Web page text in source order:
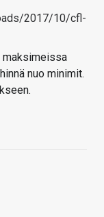
2017/10/cfl-
maksimeissa
nuo minimit.